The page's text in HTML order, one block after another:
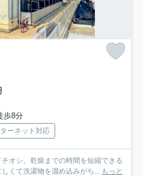
歩8分
ーネット対応
チオシ。乾燥までの時間を短縮できる
くて洗濯物を溜め込みがち... もっと